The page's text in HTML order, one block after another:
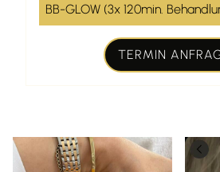
BB-GLOW (3x 120min.
TERMIN